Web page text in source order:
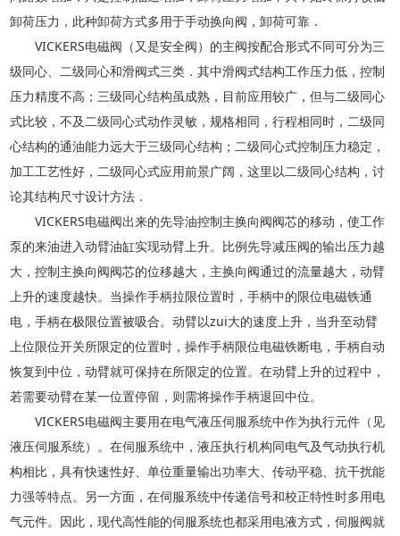
卸荷压力，此种卸荷方式多用于手动换向阀，卸荷可靠．
VICKERS电磁阀（又是安全阀）的主阀按配合形式不同可分为三
级同心、二级同心和滑阀式三类．其中滑阀式结构工作压力低，控制
压力精度不高；三级同心结构虽成熟，目前应用较广，但与二级同心
式比较，不及二级同心式动作灵敏，规格相同，行程相同时，二级同
心结构的通油能力远大于三级同心结构；二级同心式控制压力稳定，
加工工艺性好，二级同心式应用前景广阔，这里以二级同心结构，讨
论其结构尺寸设计方法．
VICKERS电磁阀出来的先导油控制主换向阀阀芯的移动，使工作
泵的来油进入动臂油缸实现动臂上升。比例先导减压阀的输出压力越
大，控制主换向阀阀芯的位移越大，主换向阀通过的流量越大，动臂
上升的速度越快。当操作手柄拉限位置时，手柄中的限位电磁铁通
电，手柄在极限位置被吸合。动臂以zui大的速度上升，当升至动臂
上位限位开关所限定的位置时，操作手柄限位电磁铁断电，手柄自动
恢复到中位，动臂就可保持在所限定的位置。在动臂上升的过程中，
若需要动臂在某一位置停留，则需将操作手柄退回中位。
VICKERS电磁阀主要用在电气液压伺服系统中作为执行元件（见
液压伺服系统）。在伺服系统中，液压执行机构同电气及气动执行机
构相比，具有快速性好、单位重量输出功率大、传动平稳、抗干扰能
力强等特点。另一方面，在伺服系统中传递信号和校正特性时多用电
气元件。因此，现代高性能的伺服系统也都采用电液方式，伺服阀就